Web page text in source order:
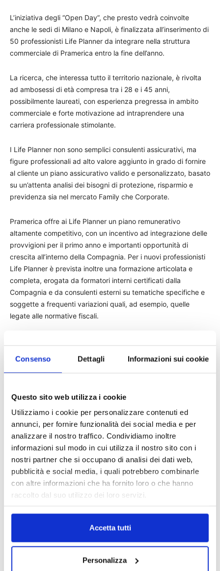
Consenso Dettagli Informazioni sui cookie
Questo sito web utilizza i cookie
Utilizziamo i cookie per personalizzare contenuti ed
annunci, per fornire funzionalità dei social media e per
analizzare il nostro traffico. Condividiamo inoltre
informazioni sul modo in cui utilizza il nostro sito con i
nostri partner che si occupano di analisi dei dati web,
pubblicità e social media, i quali potrebbero combinarle
con altre informazioni che ha fornito loro o che hanno
raccolto dal suo utilizzo dei loro servizi.
Accetta tutti
Personalizza
L’iniziativa degli “Open Day”, che presto vedrà coinvolte
anche le sedi di Milano e Napoli, è finalizzata all’inserimento di
50 professionisti Life Planner da integrare nella struttura
commerciale di Pramerica entro la fine dell’anno.
La ricerca, che interessa tutto il territorio nazionale, è rivolta
ad ambosessi di età compresa tra i 28 e i 45 anni,
possibilmente laureati, con esperienza pregressa in ambito
commerciale e forte motivazione ad intraprendere una
carriera professionale stimolante.
I Life Planner non sono semplici consulenti assicurativi, ma
figure professionali ad alto valore aggiunto in grado di fornire
al cliente un piano assicurativo valido e personalizzato, basato
su un’attenta analisi dei bisogni di protezione, risparmio e
previdenza sia nel mercato Family che Corporate.
Pramerica offre ai Life Planner un piano remunerativo
altamente competitivo, con un incentivo ad integrazione delle
provvigioni per il primo anno e importanti opportunità di
crescita all’interno della Compagnia. Per i nuovi professionisti
Life Planner è prevista inoltre una formazione articolata e
completa, erogata da formatori interni certificati dalla
Compagnia e da consulenti esterni su tematiche specifiche e
soggette a frequenti variazioni quali, ad esempio, quelle
legate alle normative fiscali.
www.pramericalife.it
TAGS news